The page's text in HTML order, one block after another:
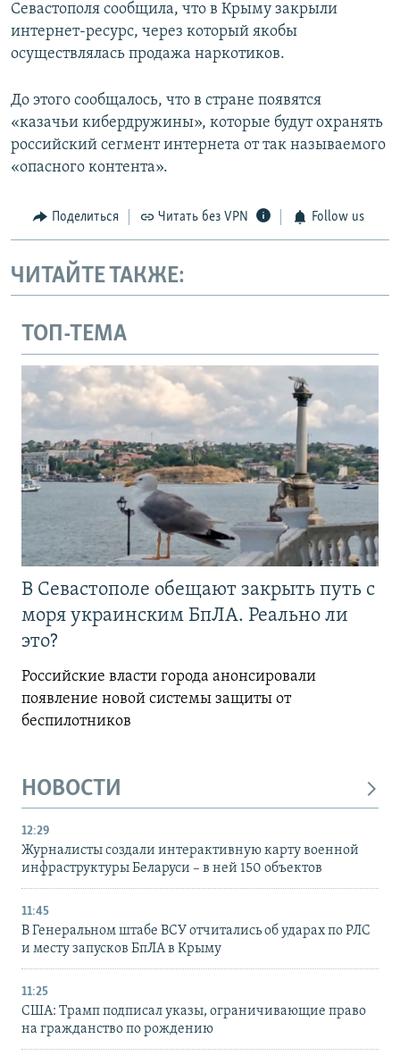
Севастополя сообщила, что в Крыму закрыли
интернет-ресурс, через который якобы
осуществлялась продажа наркотиков.
До этого сообщалось, что в стране появятся
«казачьи кибердружины», которые будут охранять
российский сегмент интернета от так называемого
«опасного контента».
Поделиться Читать без VPN Follow us
ЧИТАЙТЕ ТАКЖЕ:
ТОП-ТЕМА
В Севастополе обещают закрыть путь с
моря украинским БпЛА. Реально ли
это?
Российские власти города анонсировали
появление новой системы защиты от
беспилотников
НОВОСТИ
12:29
Журналисты создали интерактивную карту военной
инфраструктуры Беларуси – в ней 150 объектов
11:45
В Генеральном штабе ВСУ отчитались об ударах по РЛС
и месту запусков БпЛА в Крыму
11:25
США: Трамп подписал указы, ограничивающие право
на гражданство по рождению